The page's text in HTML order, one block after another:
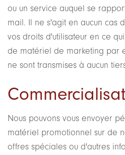
ou un service auquel se
mail. Il ne s'agit en aucun cas
vos droits d'utilisateur en ce
de matériel de marketing par
ne sont transmises à aucun
Nous pouvons vous envoyer
matériel promotionnel sur de
offres spéciales ou d'autres